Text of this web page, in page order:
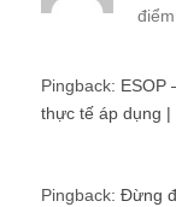
Pingback: ESOP
thực tế áp dụng
Pingback: Đừng